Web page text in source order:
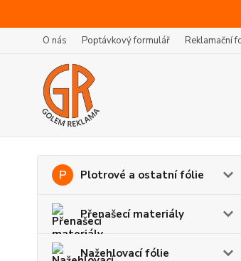
O nás Poptávkový formulář Reklamační
Plotrové a ostatní fólie
Přenašecí materiály
Nažehlovací fólie